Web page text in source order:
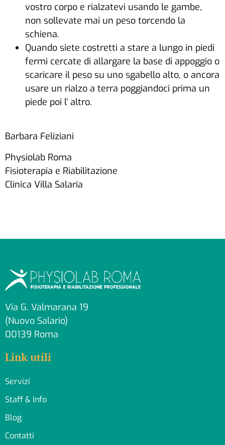
vostro corpo e rialzatevi usando le gambe,
non sollevate mai un peso torcendo la
schiena.
Quando siete costretti a stare a lungo in piedi
fermi cercate di allargare la base di appoggio o
scaricare il peso su uno sgabello alto, o ancora
usare un rialzo a terra poggiandoci prima un
piede poi l’ altro.
Barbara Feliziani
Physiolab Roma
Fisioterapia e Riabilitazione
Clinica Villa Salaria
Via G. Valmarana 19
(Nuovo Salario)
00139 Roma
Link utili
Servizi
Staff & Info
Blog
Contatti